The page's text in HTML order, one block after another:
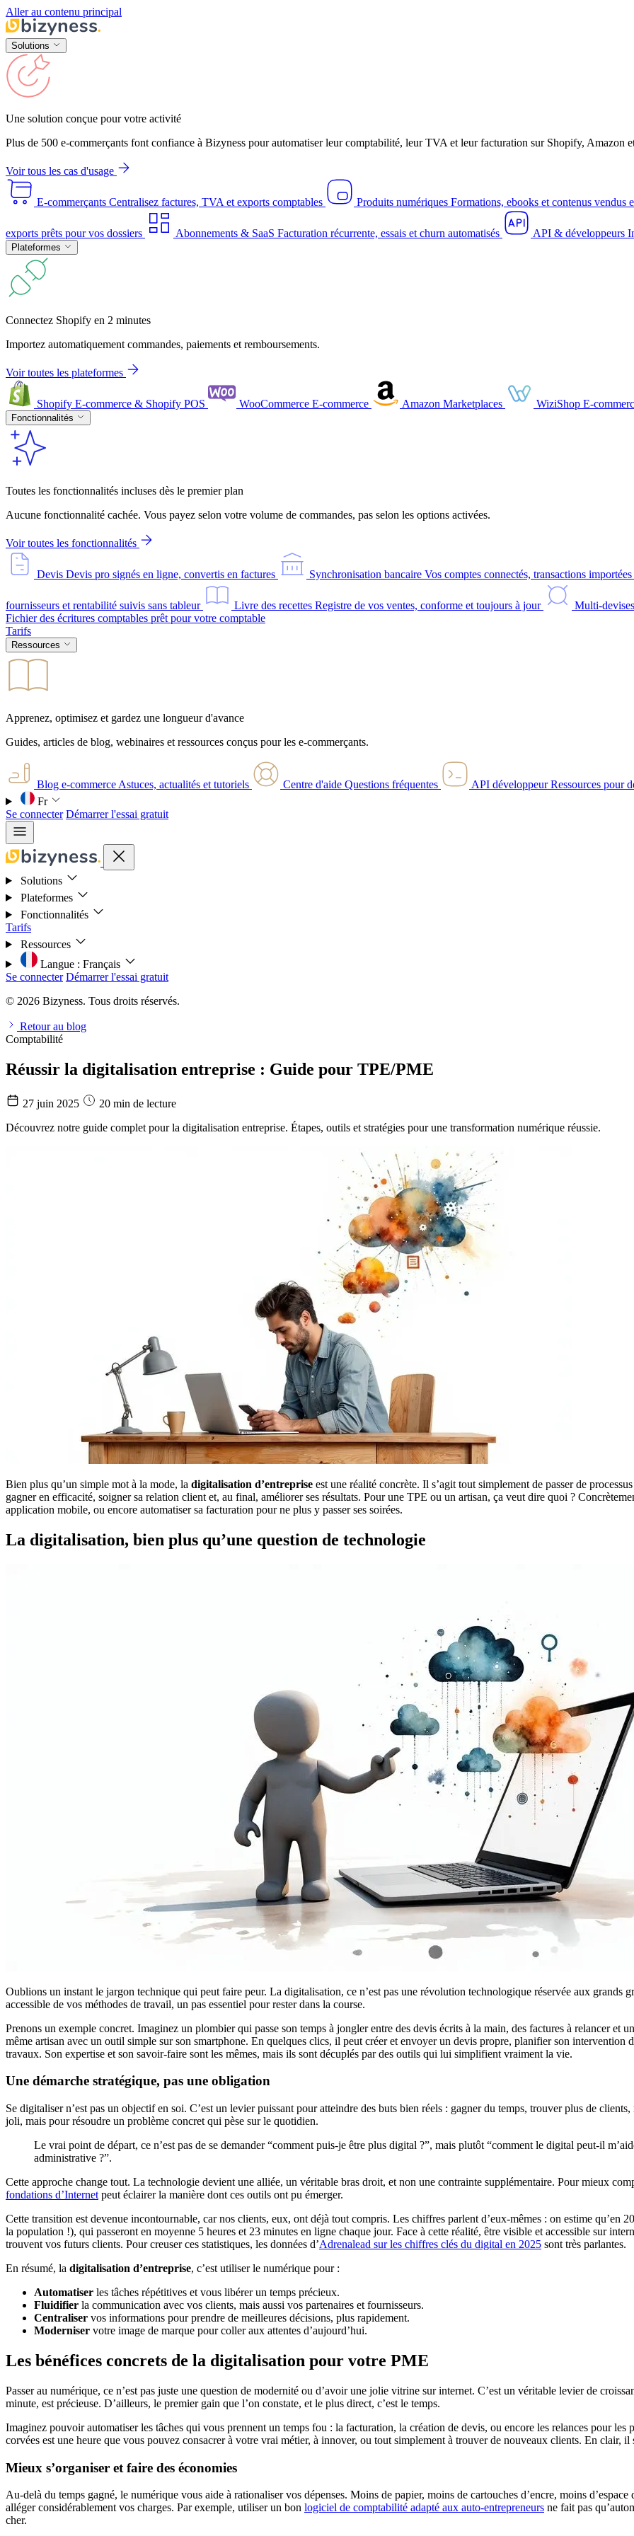
Aller au contenu principal
Solutions
Une solution conçue pour votre activité
Plus de 500 e-commerçants font confiance à Bizyness pour automatiser leur comptabilité, leur TVA et leur facturation sur Shopify, Amazon
Voir tous les cas d'usage
E-commerçants Centralisez factures, TVA et exports comptables Produits numériques Formations, ebooks et contenus vendus
exports prêts pour vos dossiers Abonnements & SaaS Facturation récurrente, essais et churn automatisés API & développeurs
Plateformes
Connectez Shopify en 2 minutes
Importez automatiquement commandes, paiements et remboursements.
Voir toutes les plateformes
Shopify E-commerce & Shopify POS WooCommerce E-commerce Amazon Marketplaces WiziShop E-
Fonctionnalités
Toutes les fonctionnalités incluses dès le premier plan
Aucune fonctionnalité cachée. Vous payez selon votre volume de commandes, pas selon les options activées.
Voir toutes les fonctionnalités
Devis Devis pro signés en ligne, convertis en factures Synchronisation bancaire Vos comptes connectés, transactions
fournisseurs et rentabilité suivis sans tableur Livre des recettes Registre de vos ventes, conforme et toujours à jour Multi-devises
Fichier des écritures comptables prêt pour votre comptable
Tarifs
Ressources
Apprenez, optimisez et gardez une longueur d'avance
Guides, articles de blog, webinaires et ressources conçus pour les e-commerçants.
Blog e-commerce Astuces, actualités et tutoriels Centre d'aide Questions fréquentes API développeurRessources pour
Fr
Se connecter Démarrer l'essai gratuit
Solutions
Plateformes
Fonctionnalités
Tarifs
Ressources
Langue : Français
Se connecter Démarrer l'essai gratuit
© 2026 Bizyness. Tous droits réservés.
Retour au blog
Comptabilité
Réussir la digitalisation entreprise : Guide pour TPE/PME
27 juin 2025
20 min de lecture
Découvrez notre guide complet pour la digitalisation entreprise. Étapes, outils et stratégies pour une transformation numérique réussie.
Bien plus qu’un simple mot à la mode, la digitalisation d’entreprise est une réalité concrète. Il s’agit tout simplement de passer de
gagner en efficacité, soigner sa relation client et, au final, améliorer ses résultats. Pour une TPE ou un artisan, ça veut dire quoi ?
application mobile, ou encore automatiser sa facturation pour ne plus y passer ses soirées.
La digitalisation, bien plus qu’une question de technologie
Oublions un instant le jargon technique qui peut faire peur. La digitalisation, ce n’est pas une révolution technologique réservée aux grands
accessible de vos méthodes de travail, un pas essentiel pour rester dans la course.
Prenons un exemple concret. Imaginez un plombier qui passe son temps à jongler entre des devis écrits à la main, des factures à relancer
même artisan avec un outil simple sur son smartphone. En quelques clics, il peut créer et envoyer un devis propre, planifier son intervention
travaux. Son expertise et son savoir-faire sont les mêmes, mais ils sont décuplés par des outils qui lui simplifient vraiment la vie.
Une démarche stratégique, pas une obligation
Se digitaliser n’est pas un objectif en soi. C’est un levier puissant pour atteindre des buts bien réels : gagner du temps, trouver plus de
joli, mais pour résoudre un problème concret qui pèse sur le quotidien.
Le vrai point de départ, ce n’est pas de se demander “comment puis-je être plus digital ?”, mais plutôt “comment le digital peut-il
administrative ?”.
Cette approche change tout. La technologie devient une alliée, un véritable bras droit, et non une contrainte supplémentaire. Pour mieux
fondations d’Internet peut éclairer la manière dont ces outils ont pu émerger.
Cette transition est devenue incontournable, car nos clients, eux, ont déjà tout compris. Les chiffres parlent d’eux-mêmes : on estime qu’en
la population !), qui passeront en moyenne 5 heures et 23 minutes en ligne chaque jour. Face à cette réalité, être visible et accessible sur
trouvent vos futurs clients. Pour creuser ces statistiques, les données d’Adrenalead sur les chiffres clés du digital en 2025 sont très parlantes.
En résumé, la digitalisation d’entreprise, c’est utiliser le numérique pour :
Automatiser les tâches répétitives et vous libérer un temps précieux.
Fluidifier la communication avec vos clients, mais aussi vos partenaires et fournisseurs.
Centraliser vos informations pour prendre de meilleures décisions, plus rapidement.
Moderniser votre image de marque pour coller aux attentes d’aujourd’hui.
Les bénéfices concrets de la digitalisation pour votre PME
Passer au numérique, ce n’est pas juste une question de modernité ou d’avoir une jolie vitrine sur internet. C’est un véritable levier de
minute, est précieuse. D’ailleurs, le premier gain que l’on constate, et le plus direct, c’est le temps.
Imaginez pouvoir automatiser les tâches qui vous prennent un temps fou : la facturation, la création de devis, ou encore les relances pour les
corvées est une heure que vous pouvez consacrer à votre vrai métier, à innover, ou tout simplement à trouver de nouveaux clients. En clair,
Mieux s’organiser et faire des économies
Au-delà du temps gagné, le numérique vous aide à rationaliser vos dépenses. Moins de papier, moins de cartouches d’encre, moins
alléger considérablement vos charges. Par exemple, utiliser un bon logiciel de comptabilité adapté aux auto-entrepreneurs ne fait pas
cher.